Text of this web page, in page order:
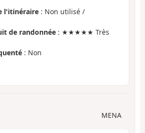
l'itinéraire : Non utilisé /
de randonnée : ★★★★★ Très
: Non
MENA